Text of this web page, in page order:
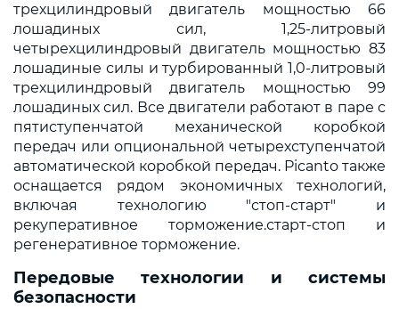
трехцилиндровый двигатель мощностью 66
лошадиных сил, 1,25-литровый
четырехцилиндровый двигатель мощностью 83
лошадиные силы и турбированный 1,0-литровый
трехцилиндровый двигатель мощностью 99
лошадиных сил. Все двигатели работают в паре с
пятиступенчатой механической коробкой
передач или опциональной четырехступенчатой
автоматической коробкой передач. Picanto также
оснащается рядом экономичных технологий,
включая технологию "стоп-старт" и
рекуперативное торможение.старт-стоп и
регенеративное торможение.
Передовые технологии и системы
безопасности